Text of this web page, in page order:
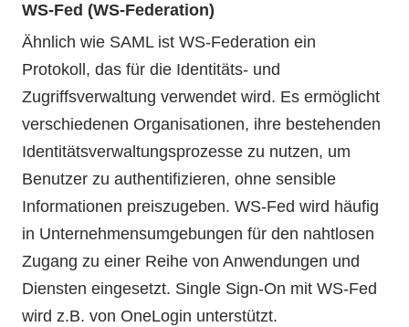
WS-Fed (WS-Federation)
Ähnlich wie SAML ist WS-Federation ein
Protokoll, das für die Identitäts- und
Zugriffsverwaltung verwendet wird. Es ermöglicht
verschiedenen Organisationen, ihre bestehenden
Identitätsverwaltungsprozesse zu nutzen, um
Benutzer zu authentifizieren, ohne sensible
Informationen preiszugeben. WS-Fed wird häufig
in Unternehmensumgebungen für den nahtlosen
Zugang zu einer Reihe von Anwendungen und
Diensten eingesetzt. Single Sign-On mit WS-Fed
wird z.B. von OneLogin unterstützt.